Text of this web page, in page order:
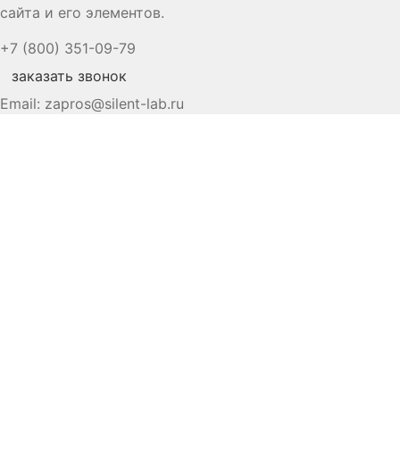
сайта и его элементов.
+7 (800) 351-09-79
заказать звонок
Email: zapros@silent-lab.ru